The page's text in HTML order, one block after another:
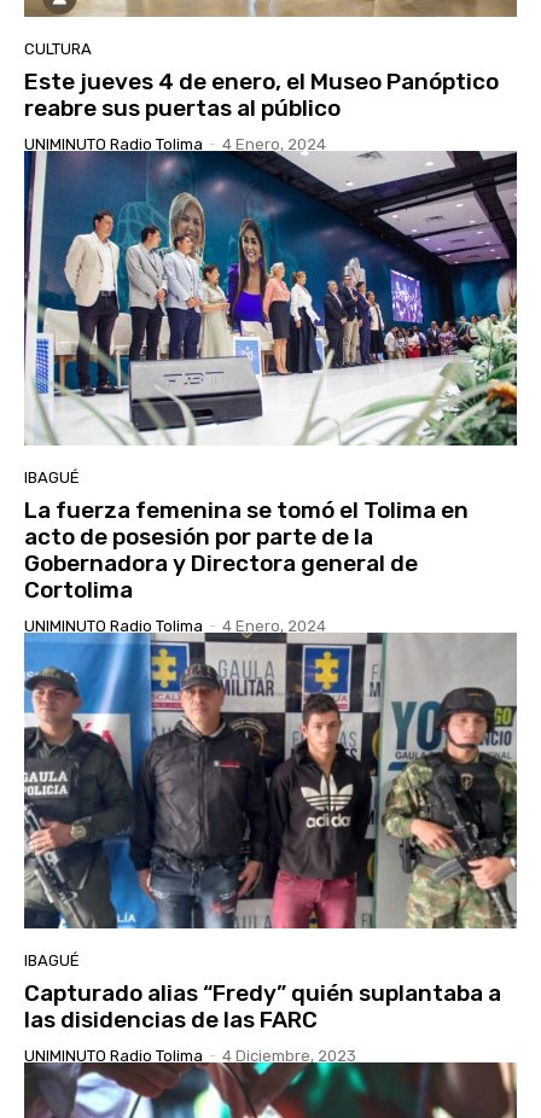
CULTURA
Este jueves 4 de enero, el Museo Panóptico
reabre sus puertas al público
UNIMINUTO Radio Tolima - 4 Enero, 2024
IBAGUÉ
La fuerza femenina se tomó el Tolima en
acto de posesión por parte de la
Gobernadora y Directora general de
Cortolima
UNIMINUTO Radio Tolima - 4 Enero, 2024
IBAGUÉ
Capturado alias “Fredy” quién suplantaba a
las disidencias de las FARC
UNIMINUTO Radio Tolima - 4 Diciembre, 2023